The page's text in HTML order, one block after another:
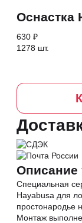
Оснастка
630 ₽
1278 шт.
Описание
Специальная
Hayabusa для
простонародье
Монтаж